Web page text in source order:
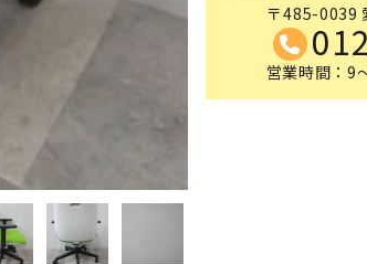
〒485-0039
営業時間：